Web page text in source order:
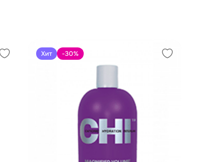
Хит -30%